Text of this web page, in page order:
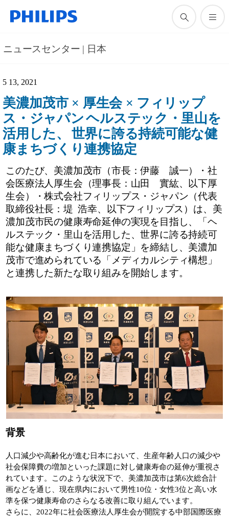
ニュースセンター | 日本
5 13, 2021
美濃加茂市 × 厚生会 × フィリップ
ス・ジャパンヘルステック・里山を
活用した、
世界に誇る持続可能な健
康まちづくり連携協定
このたび、美濃加茂市（市長：伊藤 誠一）・社
会医療法人厚生会（理事長：山田 實紘、以下厚
生会）・株式会社フィリップス・ジャパン（代表
取締役社長：堤 浩幸、以下フィリップス）は、美
濃加茂市民の健康寿命延伸の実現を目指し、「ヘ
ルステック・里山を活用した、世界に誇る持続可
能な健康まちづくり連携協定」を締結し、美濃加
茂市で進められている「メディカルシティ構想」
と連携した新たな取り組みを開始します。
背景
人口減少や高齢化が進む日本において、生産年齢人口の減少や
社会保障費の増加といった課題に対し健康寿命の延伸が重視さ
れています。このような状況下で、美濃加茂市は第6次総合計
画などを通じ、現在県内において男性10位・女性3位と高い水
準を保つ健康寿命のさらなる改善に取り組んでいます。
さらに、2022年に社会医療法人厚生会が開院する中部国際医療